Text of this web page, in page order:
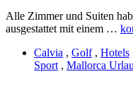
Alle Zimmer und Suiten
ausgestattet mit einem …
Calvia , Golf, Hotels
Sport, Mallorca